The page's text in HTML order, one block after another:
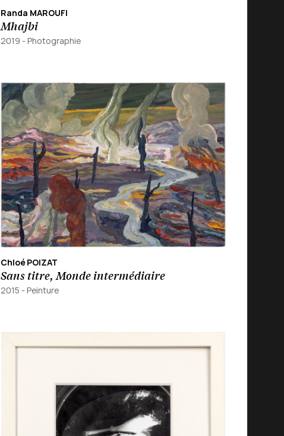
Randa MAROUFI
Mhajbi
2019 - Photographie
Chloé POIZAT
Sans titre, Monde intermédiaire
2015 - Peinture